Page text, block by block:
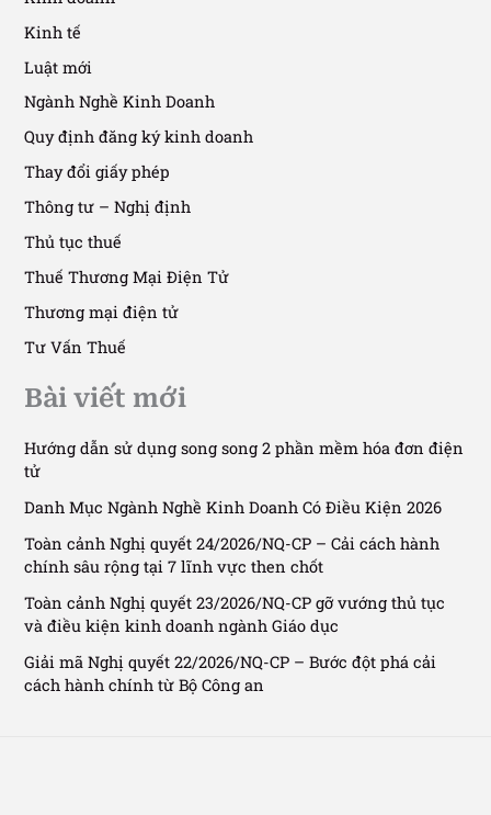
Kinh tế
Luật mới
Ngành Nghề Kinh Doanh
Quy định đăng ký kinh doanh
Thay đổi giấy phép
Thông tư – Nghị định
Thủ tục thuế
Thuế Thương Mại Điện Tử
Thương mại điện tử
Tư Vấn Thuế
Bài viết mới
Hướng dẫn sử dụng song song 2 phần mềm hóa đơn điện
tử
Danh Mục Ngành Nghề Kinh Doanh Có Điều Kiện 2026
Toàn cảnh Nghị quyết 24/2026/NQ-CP – Cải cách hành
chính sâu rộng tại 7 lĩnh vực then chốt
Toàn cảnh Nghị quyết 23/2026/NQ-CP gỡ vướng thủ tục
và điều kiện kinh doanh ngành Giáo dục
Giải mã Nghị quyết 22/2026/NQ-CP – Bước đột phá cải
cách hành chính từ Bộ Công an